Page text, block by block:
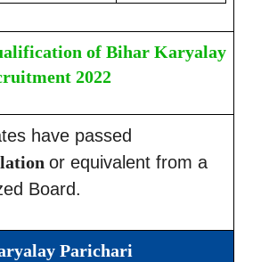
of Bihar Karyalay
2022
have passed
or equivalent from a
Board.
Parichari